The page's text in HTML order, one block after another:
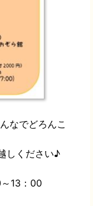
なでどろんこ
しください♪
13：00